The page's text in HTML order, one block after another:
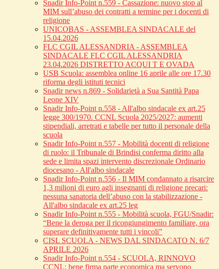
Snadir Info-Point n.559 - Cassazione: nuovo stop al
MIM sull’abuso dei contratti a termine per i docenti di
religione
UNICOBAS - ASSEMBLEA SINDACALE del
15.04.2026
FLC CGIL ALESSANDRIA - ASSEMBLEA
SINDACALE FLC CGIL ALESSANDRIA
23.04.2026 DISTRETTO ACQUI T E OVADA
USB Scuola: assemblea online 16 aprile alle ore 17.30
riforma degli istituti tecnici
Snadir news n.869 - Solidarietà a Sua Santità Papa
Leone XIV
Snadir Info-Point n.558 - All'albo sindacale ex art.25
legge 300/1970. CCNL Scuola 2025/2027: aumenti
stipendiali, arretrati e tabelle per tutto il personale della
scuola
Snadir Info-Point n.557 - Mobilità docenti di religione
di ruolo: il Tribunale di Brindisi conferma diritto alla
sede e limita spazi intervento discrezionale Ordinario
diocesano - All'albo sindacale
Snadir Info-Point n.556 - Il MIM condannato a risarcire
1,3 milioni di euro agli insegnanti di religione precari:
nessuna sanatoria dell’abuso con la stabilizzazione -
All'albo sindacale ex art.25 leg
Snadir Info-Point n.555 - Mobilità scuola, FGU/Snadir:
“Bene la deroga per il ricongiungimento familiare, ora
superare definitivamente tutti i vincoli”
CISL SCUOLA - NEWS DAL SINDACATO N. 6/7
APRILE 2026
Snadir Info-Point n.554 - SCUOLA, RINNOVO
CCNL: bene firma parte economica ma servono